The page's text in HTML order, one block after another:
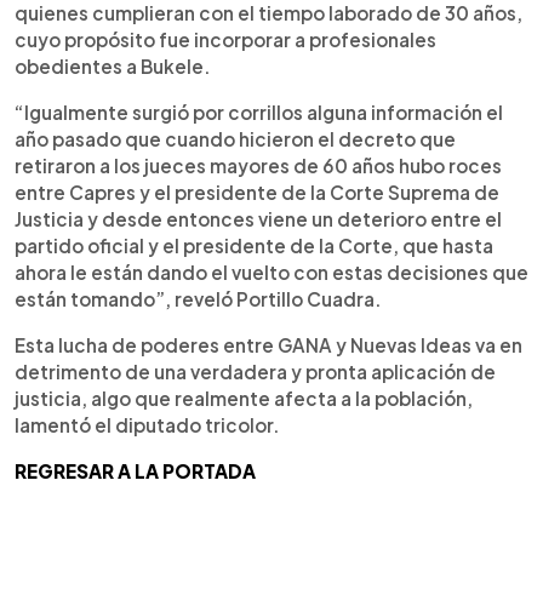
quienes cumplieran con el tiempo laborado de 30 años,
cuyo propósito fue incorporar a profesionales
obedientes a Bukele.
“Igualmente surgió por corrillos alguna información el
año pasado que cuando hicieron el decreto que
retiraron a los jueces mayores de 60 años hubo roces
entre Capres y el presidente de la Corte Suprema de
Justicia y desde entonces viene un deterioro entre el
partido oficial y el presidente de la Corte, que hasta
ahora le están dando el vuelto con estas decisiones que
están tomando”, reveló Portillo Cuadra.
Esta lucha de poderes entre GANA y Nuevas Ideas va en
detrimento de una verdadera y pronta aplicación de
justicia, algo que realmente afecta a la población,
lamentó el diputado tricolor.
REGRESAR A LA PORTADA